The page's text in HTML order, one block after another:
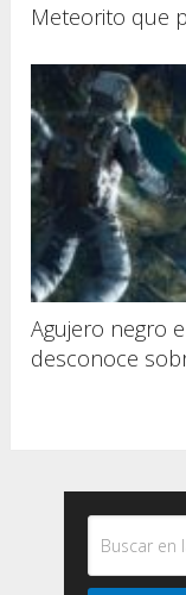
Meteorito que
Agujero negro
desconoce